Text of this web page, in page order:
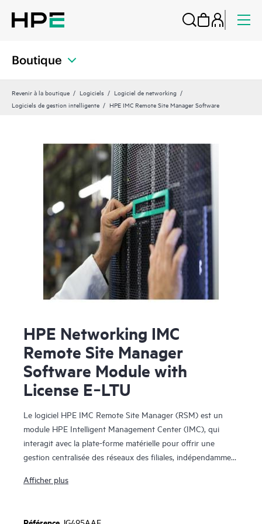
Boutique
Revenir à la boutique Logiciels
Logiciel de networking
Logiciels de gestion intelligente
HPE IMC Remote Site Manager Software
HPE Networking IMC
Remote Site Manager
Software Module with
License E‑LTU
Le logiciel HPE IMC Remote Site Manager (RSM) est un
module HPE Intelligent Management Center (IMC), qui
interagit avec la plate-forme matérielle pour offrir une
gestion centralisée des réseaux des filiales, indépendamment
feu et des périphériques de traduction des adresses réseau
Afficher plus
JG495AAE